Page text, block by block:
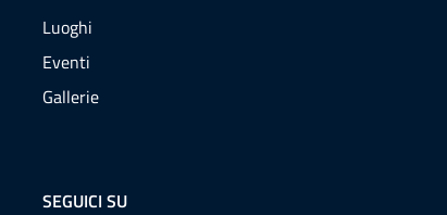
Luoghi
Eventi
Gallerie
SEGUICI SU